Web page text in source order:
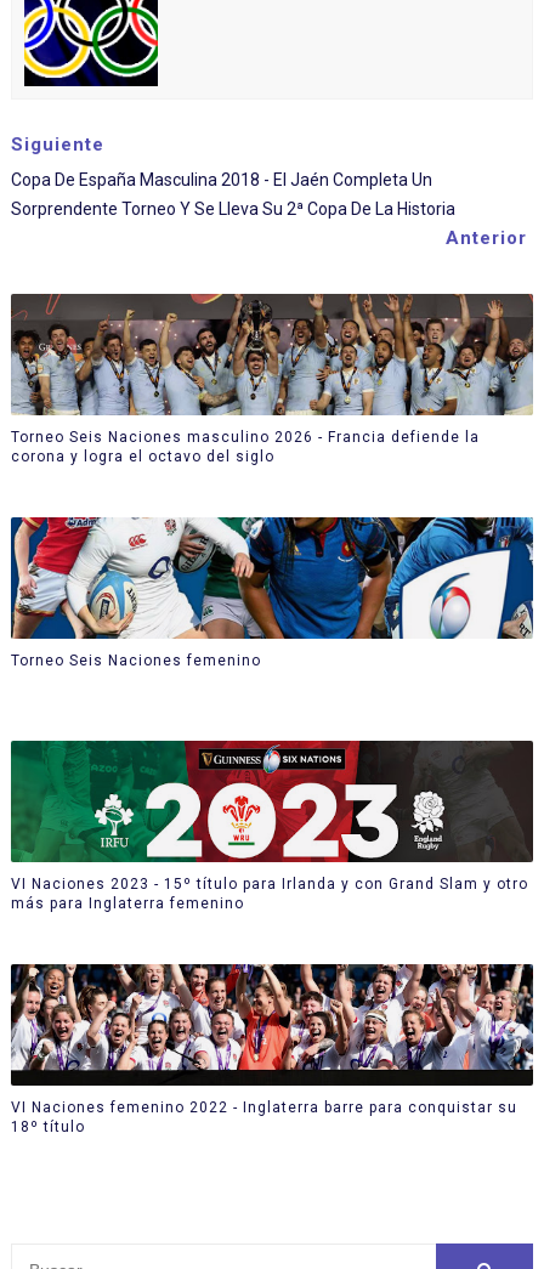
Siguiente
Copa De España Masculina 2018 - El Jaén Completa Un
Sorprendente Torneo Y Se Lleva Su 2ª Copa De La Historia
Anterior
Torneo Seis Naciones masculino 2026 - Francia defiende la
corona y logra el octavo del siglo
Torneo Seis Naciones femenino
VI Naciones 2023 - 15º título para Irlanda y con Grand Slam y otro
más para Inglaterra femenino
VI Naciones femenino 2022 - Inglaterra barre para conquistar su
18º título